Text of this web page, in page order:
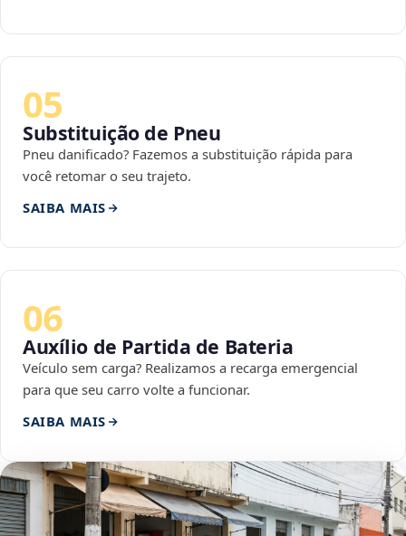
05
Substituição de Pneu
Pneu danificado? Fazemos a substituição rápida para
você retomar o seu trajeto.
SAIBA MAIS
06
Auxílio de Partida de Bateria
Veículo sem carga? Realizamos a recarga emergencial
para que seu carro volte a funcionar.
SAIBA MAIS